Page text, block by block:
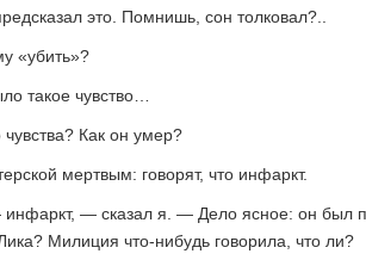
это. Помнишь, сон толковал?..
«убить»?
такое чувство…
Как он умер?
мертвым: говорят, что инфаркт.
— сказал я. — Дело ясное: он был
Милиция что-нибудь говорила, что ли?